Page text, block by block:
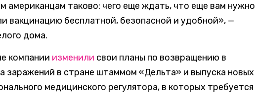
американцам таково: чего еще ждать, что еще вам нужно
вакцинацию бесплатной, безопасной и удобной», —
дома.
компании изменили свои планы по возвращению в
заражений в стране штаммом «Дельта» и выпуска новых
медицинского регулятора, в которых требуется